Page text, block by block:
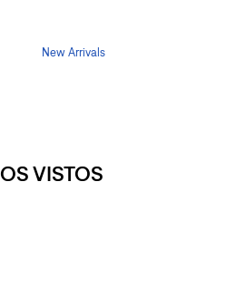
New Arrivals
VISTOS